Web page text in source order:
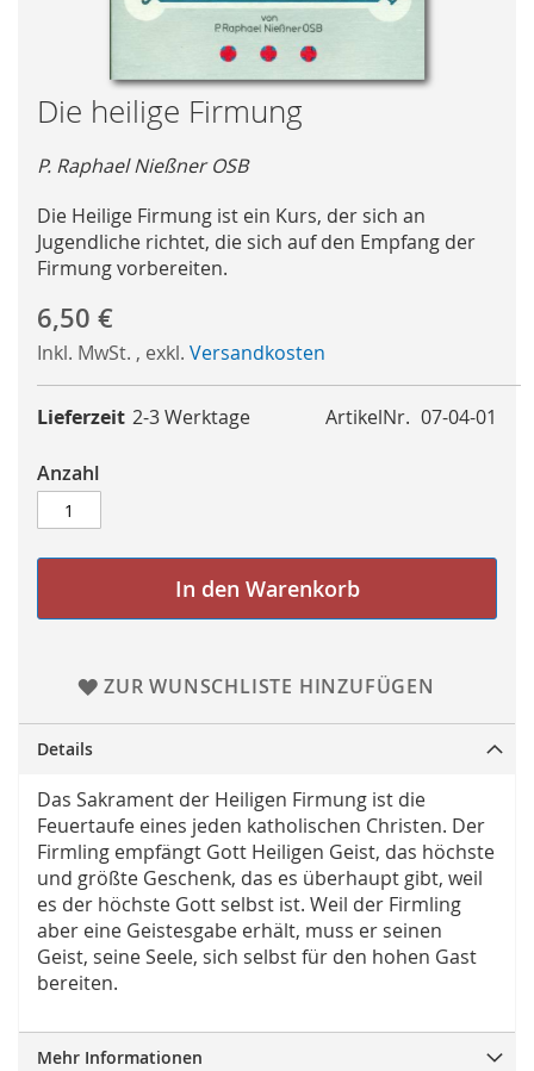
Skip
to
the
beginning
of
the
images
Die heilige Firmung
P. Raphael Nießner OSB
Die Heilige Firmung ist ein Kurs, der sich an
Jugendliche richtet, die sich auf den Empfang der
Firmung vorbereiten.
6,50 €
Inkl. MwSt. , exkl. Versandkosten
ArtikelNr. 07-04-01
Lieferzeit 2-3 Werktage
Anzahl
In den Warenkorb
ZUR WUNSCHLISTE HINZUFÜGEN
Details
Das Sakrament der Heiligen Firmung ist die
Feuertaufe eines jeden katholischen Christen. Der
Firmling empfängt Gott Heiligen Geist, das höchste
und größte Geschenk, das es überhaupt gibt, weil
es der höchste Gott selbst ist. Weil der Firmling
aber eine Geistesgabe erhält, muss er seinen
Geist, seine Seele, sich selbst für den hohen Gast
bereiten.
Mehr Informationen